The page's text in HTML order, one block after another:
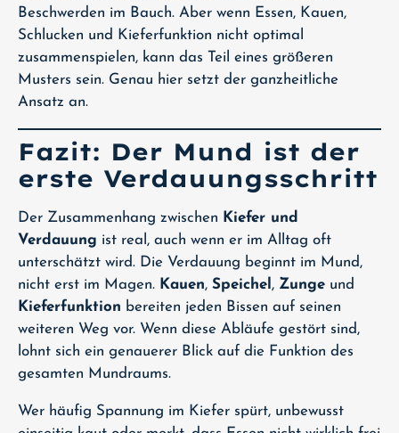
Beschwerden im Bauch. Aber wenn Essen, Kauen,
Schlucken und Kieferfunktion nicht optimal
zusammenspielen, kann das Teil eines größeren
Musters sein. Genau hier setzt der ganzheitliche
Ansatz an.
Fazit: Der Mund ist der
erste Verdauungsschritt
Der Zusammenhang zwischen Kiefer und
Verdauung ist real, auch wenn er im Alltag oft
unterschätzt wird. Die Verdauung beginnt im Mund,
nicht erst im Magen. Kauen, Speichel , Zunge und
Kieferfunktion bereiten jeden Bissen auf seinen
weiteren Weg vor. Wenn diese Abläufe gestört sind,
lohnt sich ein genauerer Blick auf die Funktion des
gesamten Mundraums.
Wer häufig Spannung im Kiefer spürt, unbewusst